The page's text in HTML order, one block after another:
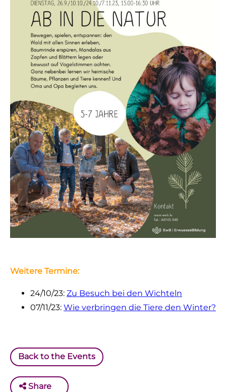
Weitere Termine:
24/10/23: Zu Besuch bei den Wichteln
07/11/23: Wie verbringen die Tiere den Winter?
Back to the Events
Share